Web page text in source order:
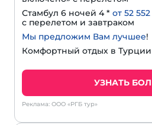
Стамбул 6 ночей 4 * от 52
с перелетом и завтраком
Мы предложим Вам лучшее!
Комфортный отдых в
УЗНАТЬ
Реклама: ООО «РГБ тур»